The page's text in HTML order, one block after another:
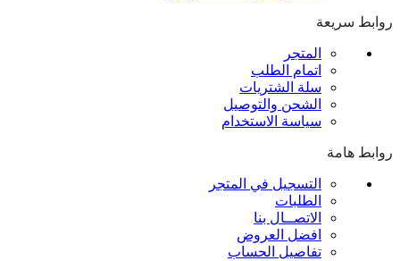
روابط سريعة
المتجر
اتمام الطلب
سلة الشتريات
الشحن والتوصيل
سياسة الاستخدام
روابط هامة
التسجيل في المتجر
الطلبات
الاتصــال بنا
افضل العروض
تفاصيل الحساب